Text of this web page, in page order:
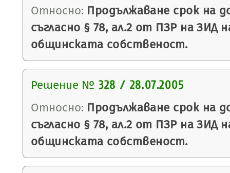
Относно: Продължаване срок на
съгласно § 78, ал.2 от ПЗР на ЗИД
общинската собственост.
Решение № 328 / 28.07.2005
Относно: Продължаване срок на
съгласно § 78, ал.2 от ПЗР на ЗИД
общинската собственост.